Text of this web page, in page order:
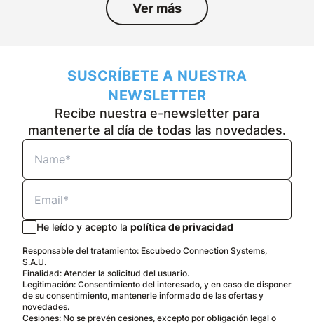
Ver más
SUSCRÍBETE A NUESTRA
NEWSLETTER
Recibe nuestra e-newsletter para
mantenerte al día de todas las novedades.
He leído y acepto la política de privacidad
Responsable del tratamiento: Escubedo Connection Systems,
S.A.U.
Finalidad: Atender la solicitud del usuario.
Legitimación: Consentimiento del interesado, y en caso de disponer
de su consentimiento, mantenerle informado de las ofertas y
novedades.
Cesiones: No se prevén cesiones, excepto por obligación legal o